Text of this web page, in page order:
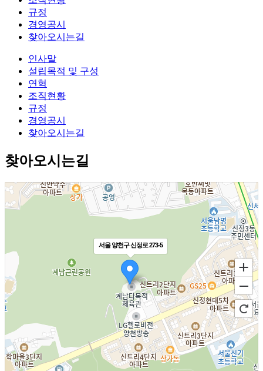
규정
경영공시
찾아오시는길
인사말
설립목적 및 구성
연혁
조직현황
규정
경영공시
찾아오시는길
찾아오시는길
서울 양천구 신정로 273-5